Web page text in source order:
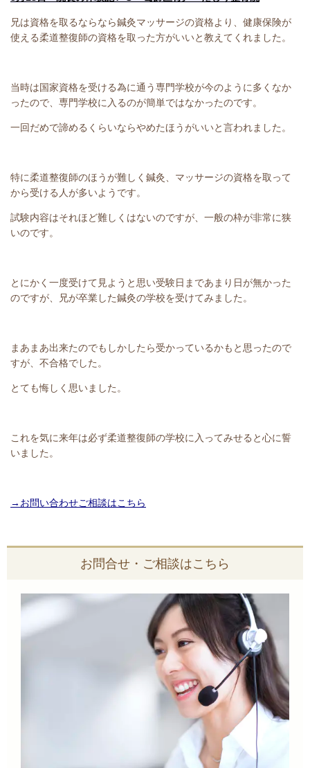
兄は資格を取るならなら鍼灸マッサージの資格より、健康保険が
使える柔道整復師の資格を取った方がいいと教えてくれました。
当時は国家資格を受ける為に通う専門学校が今のように多くなか
ったので、専門学校に入るのが簡単ではなかったのです。
一回だめで諦めるくらいならやめたほうがいいと言われました。
特に柔道整復師のほうが難しく鍼灸、マッサージの資格を取って
から受ける人が多いようです。
試験内容はそれほど難しくはないのですが、一般の枠が非常に狭
いのです。
とにかく一度受けて見ようと思い受験日まであまり日が無かった
のですが、兄が卒業した鍼灸の学校を受けてみました。
まあまあ出来たのでもしかしたら受かっているかもと思ったので
すが、不合格でした。
とても悔しく思いました。
これを気に来年は必ず柔道整復師の学校に入ってみせると心に誓
いました。
→お問い合わせご相談はこちら
お問合せ・ご相談はこちら